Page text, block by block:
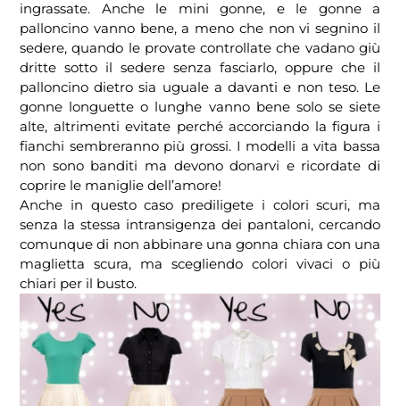
ingrassate. Anche le mini gonne, e le gonne a
palloncino vanno bene, a meno che non vi segnino il
sedere, quando le provate controllate che vadano giù
dritte sotto il sedere senza fasciarlo, oppure che il
palloncino dietro sia uguale a davanti e non teso. Le
gonne longuette o lunghe vanno bene solo se siete
alte, altrimenti evitate perché accorciando la figura i
fianchi sembreranno più grossi. I modelli a vita bassa
non sono banditi ma devono donarvi e ricordate di
coprire le maniglie dell’amore!
Anche in questo caso prediligete i colori scuri, ma
senza la stessa intransigenza dei pantaloni, cercando
comunque di non abbinare una gonna chiara con una
maglietta scura, ma scegliendo colori vivaci o più
chiari per il busto.